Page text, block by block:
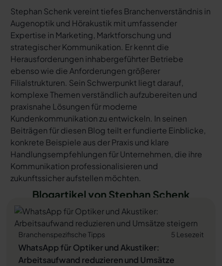
Stephan Schenk vereint tiefes Branchenverständnis in
Augenoptik und Hörakustik mit umfassender
Expertise in Marketing, Marktforschung und
strategischer Kommunikation. Er kennt die
Herausforderungen inhabergeführter Betriebe
ebenso wie die Anforderungen größerer
Filialstrukturen. Sein Schwerpunkt liegt darauf,
komplexe Themen verständlich aufzubereiten und
praxisnahe Lösungen für moderne
Kundenkommunikation zu entwickeln. In seinen
Beiträgen für diesen Blog teilt er fundierte Einblicke,
konkrete Beispiele aus der Praxis und klare
Handlungsempfehlungen für Unternehmen, die ihre
Kommunikation professionalisieren und
zukunftssicher aufstellen möchten.
Blogartikel von Stephan Schenk
Branchenspezifische Tipps 5 Lesezeit
WhatsApp für Optiker und Akustiker:
Arbeitsaufwand reduzieren und Umsätze